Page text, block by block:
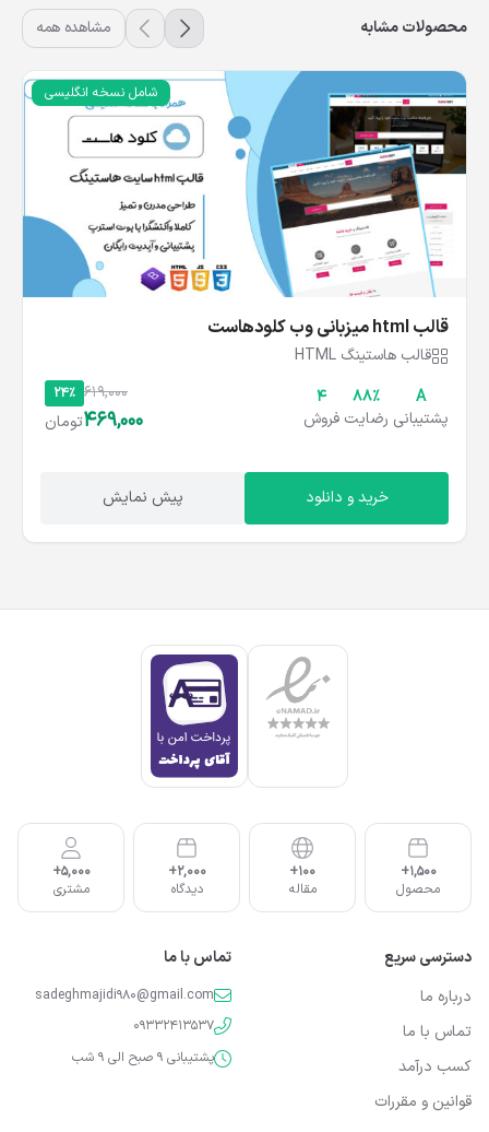
محصولات مشابه مشاهده همه
شامل نسخه انگلیسی
قالب html میزبانی وب کلودهاست
قالب هاستینگ HTML
A
پشتیبانی
۸۸%
رضایت
4
فروش
24% 619,000
469,000تومان
خرید و دانلود پیش نمایش
1,500+
محصول
100+
مقاله
2,000+
دیدگاه
5,000+
مشتری
دسترسی سریع
درباره ما
تماس با ما
کسب درآمد
قوانین و مقررات
تماس با ما
sadeghmajidi980@gmail.com
09332413537
پشتیبانی 9 صبح الی 9 شب